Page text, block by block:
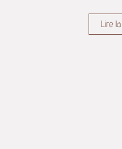
Lire